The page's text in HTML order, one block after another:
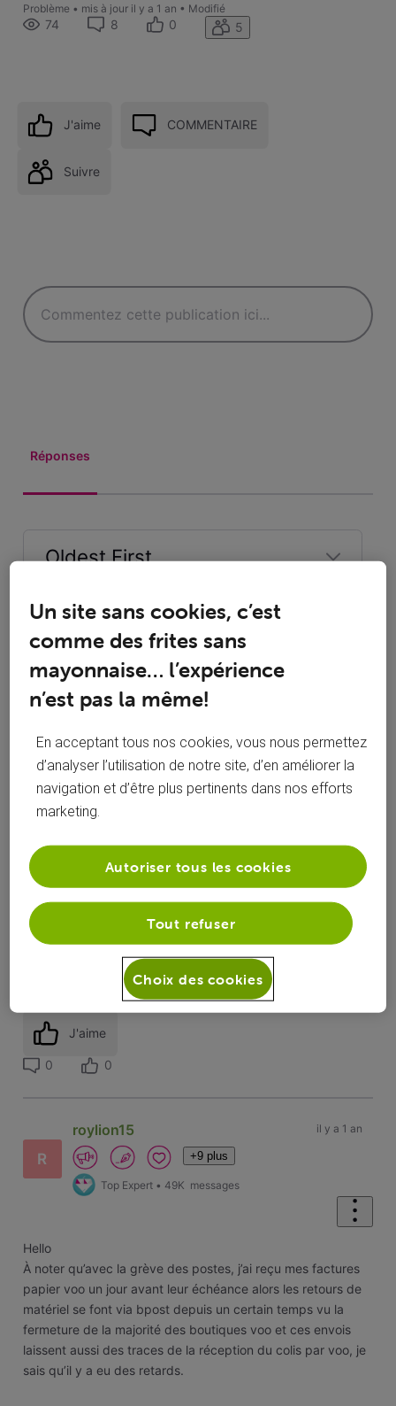
Problème • mis à jour il y a 1 an • Modifié
74 8 0 5
J'aime COMMENTAIRE
Suivre
Réponses
Oldest First
Oldest
FirstMarcs +9 plus
Top Expert • 22.5K messages
Bonjour,
Si ce n'est pas déjà fait, ajoutez le n° client de votre papa
dans votre profil.
Ensuite, et c'est important, avez-vous une preuve de
restitution du matériel ? Matériel renvoyé par la poste ou
restitué en boutique, si boutique, précisez laquelle, précisez
aussi la date de restitution la plus précise possible.
N'étant qu'un simple client, je ne parle jamais au nom de Voo
J'aime
0 0
R
roylion15
+9 plus
Top Expert • 49K messages
il y a 1 an
Hello
À noter qu’avec la grève des postes, j’ai reçu mes factures
papier voo un jour avant leur échéance alors les retours de
matériel se font via bpost depuis un certain temps vu la
fermeture de la majorité des boutiques voo et ces envois
laissent aussi des traces de la réception du colis par voo, je
sais qu’il y a eu des retards.
Un site sans cookies, c’est
comme des frites sans
mayonnaise… l’expérience
n’est pas la même!
En acceptant tous nos cookies, vous nous permettez
d’analyser l’utilisation de notre site, d’en améliorer la
navigation et d’être plus pertinents dans nos efforts
marketing.
Tout refuser
Autoriser tous les cookies
Choix des cookies